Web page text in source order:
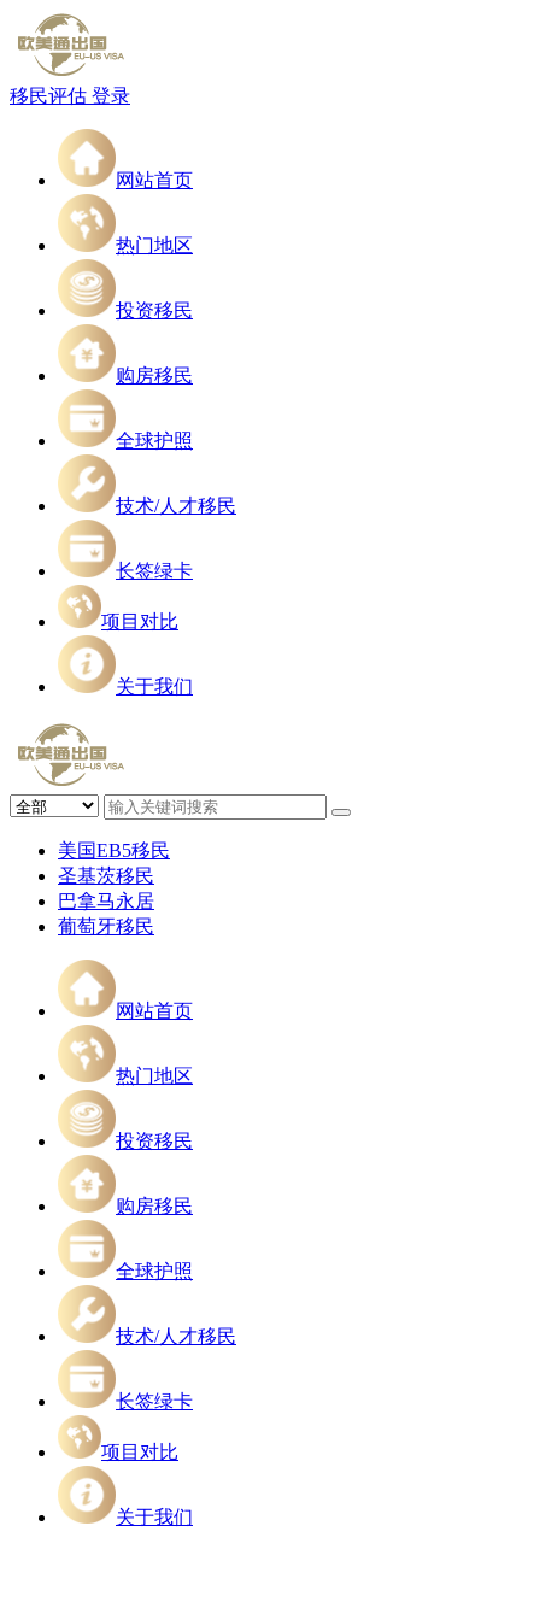
移民评估 登录
网站首页
热门地区
投资移民
购房移民
全球护照
技术/人才移民
长签绿卡
项目对比
关于我们
美国EB5移民
圣基茨移民
巴拿马永居
葡萄牙移民
网站首页
热门地区
投资移民
购房移民
全球护照
技术/人才移民
长签绿卡
项目对比
关于我们